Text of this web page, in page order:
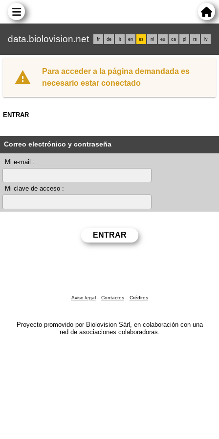
data.biolovision.net fr de it en es nl eu ca pl rs lv
Para acceder a la página demandada es
necesario estar conectado
ENTRAR
Correo electrónico y contraseña
Mi e-mail :
Mi clave de acceso :
Aviso legal Contactos Créditos
Proyecto promovido por Biolovision Sàrl, en colaboración con una
red de asociaciones colaboradoras.